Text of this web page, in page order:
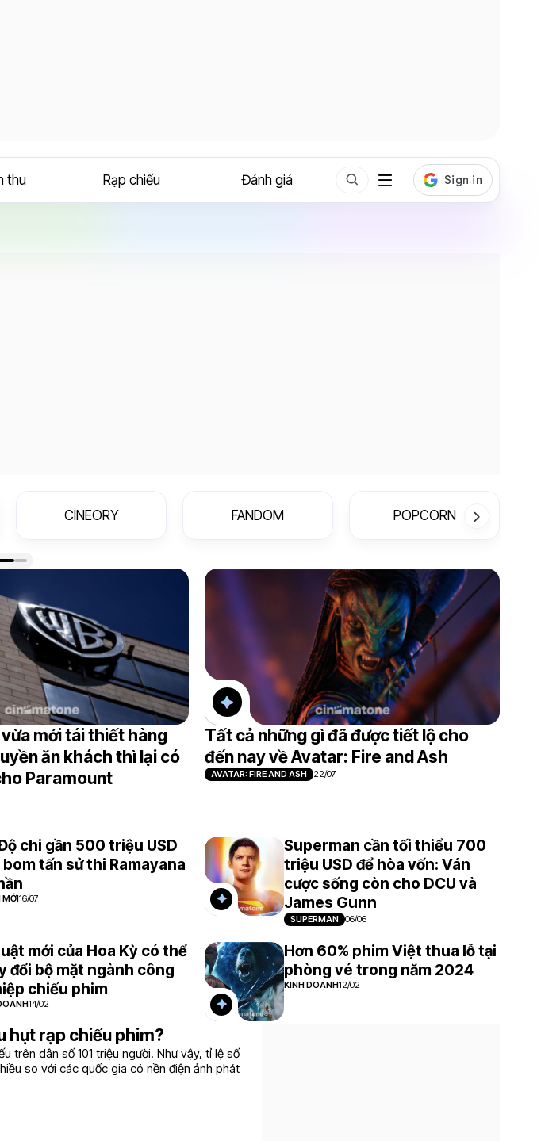
thu Rạp chiếu Đánh giá
CINEORY FANDOM POPCORN
mới tái thiết hàng
ăn khách thì lại có
Paramount
Tất cả những gì đã được tiết lộ cho
đến nay về Avatar: Fire and Ash
AVATAR: FIRE AND ASH 22/07
chi gần 500 triệu USD
tấn sử thi Ramayana
MỚI16/07
Superman cần tối thiểu 700
triệu USD để hòa vốn: Ván
cược sống còn cho DCU và
James Gunn
SUPERMAN 06/06
mới của Hoa Kỳ có thể
đổi bộ mặt ngành công
chiếu phim
14/02
Hơn 60% phim Việt thua lỗ tại
phòng vé trong năm 2024
KINH DOANH12/02
hụt rạp chiếu phim?
trên dân số 101 triệu người. Như vậy, tỉ lệ số
so với các quốc gia có nền điện ảnh phát